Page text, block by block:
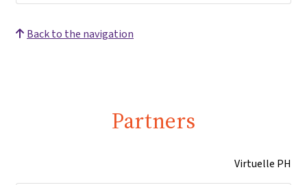
Back to the navigation
Partners
Virtuelle PH